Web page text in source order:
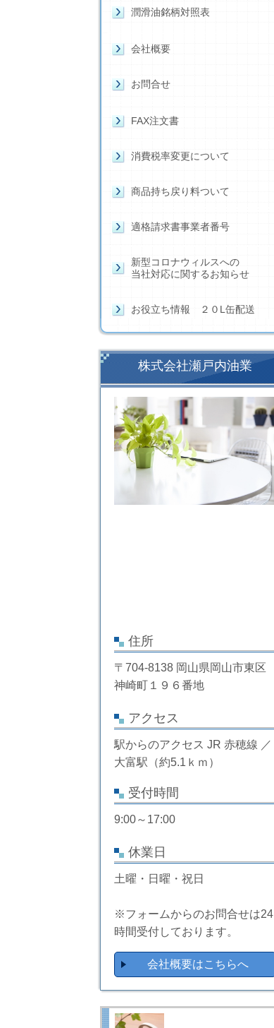
潤滑油銘柄対照表
会社概要
お問合せ
FAX注文書
消費税率変更について
商品持ち戻り料ついて
適格請求書事業者番号
新型コロナウィルスへの
当社対応に関するお知らせ
お役立ち情報 ２０L缶配送
株式会社瀬戸内油業
住所
〒704-8138 岡山県岡山市東区
神崎町１９６番地
アクセス
駅からのアクセス JR 赤穂線 ／
大富駅（約5.1ｋｍ）
受付時間
9:00～17:00
休業日
土曜・日曜・祝日
※フォームからのお問合せは24
時間受付しております。
会社概要はこちらへ